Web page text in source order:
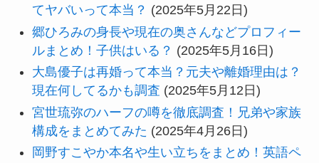
てヤバいって本当？ (2025年5月22日)
郷ひろみの身長や現在の奥さんなどプロフィー
ルまとめ！子供はいる？ (2025年5月16日)
大島優子は再婚って本当？元夫や離婚理由は？
現在何してるかも調査 (2025年5月12日)
宮世琉弥のハーフの噂を徹底調査！兄弟や家族
構成をまとめてみた (2025年4月26日)
岡野すこやか本名や生い立ちをまとめ！英語ペ